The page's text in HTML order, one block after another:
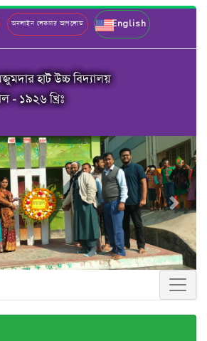
অনলাইন লেকচার আপলোড English
হাট উচ্চ বিদ্যালয়
- ১৯২৬ খ্রিঃ
Next